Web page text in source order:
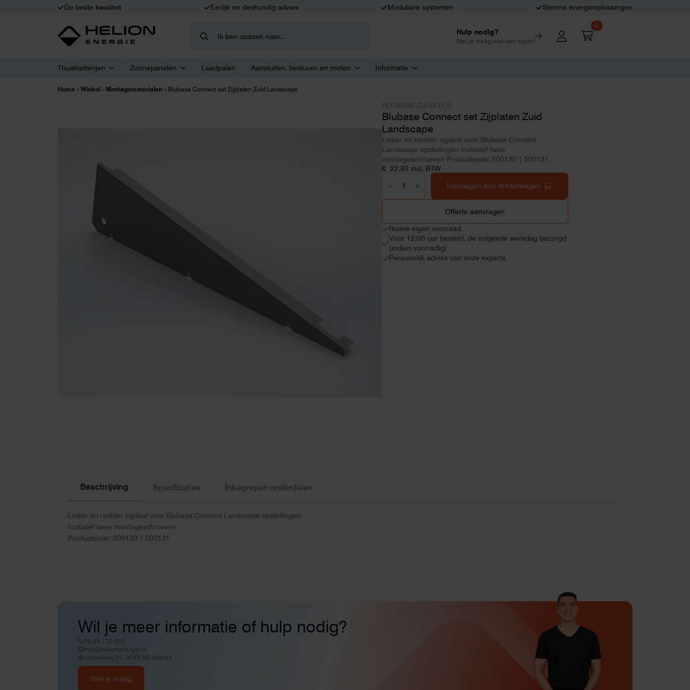
De beste kwaliteit Eerlijk en deskundig advies Modulaire systemen Slimme energieoplossingen
for:
Hulp nodig?
Stel je vraag aan een expert
0
Thuisbatterijen Zonnepanelen Laadpalen Aansluiten, besturen en meten Informatie
Home » Winkel » Montagematerialen » Blubase Connect set Zijplaten Zuid Landscape
Blubase Connect set Zijplaten Zuid
Landscape
Linker en rechter zijplaat voor Blubase Connect
Landscape opstellingen Inclusief twee
montageschroeven Productcode: 500130 | 500131
€ 22,82 incl. BTW
Connect
Zijplaten
aantal
Toevoegen Aan Winkelwagen
Offerte aanvragen
Ruime eigen voorraad
Voor 12:00 uur besteld, de volgende werkdag bezorgd
(indien voorradig)
Persoonlijk advies van onze experts
Beschrijving Specificaties Inbegrepen onderdelen
Linker en rechter zijplaat voor Blubase Connect Landscape opstellingen
Inclusief twee montageschroeven
Productcode: 500130 | 500131
Wil je meer informatie of hulp nodig?
06 25 112 439
info@helionenergie.nl
Atoomweg 54, 3542 AB Utrecht
Stel je vraag